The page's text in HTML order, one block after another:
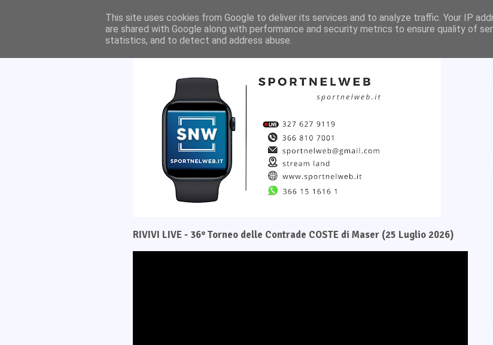
Home Il progetto Pagina Facebook SNW TV
RIVIVI LIVE - 36° Torneo delle Contrade COSTE di Maser (25 Luglio 2026)
This site uses cookies from Google to deliver its services and to analyze traffic. Your IP
are shared with Google along with performance and security metrics to ensure quality of
statistics, and to detect and address abuse.